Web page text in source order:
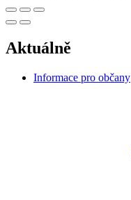
Aktuálně
Informace pro občany